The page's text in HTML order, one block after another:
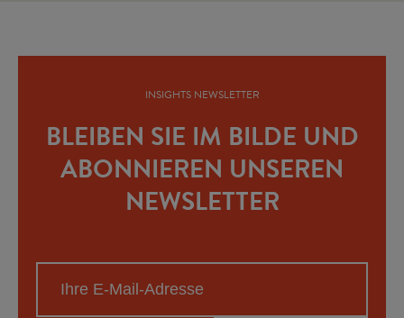
INSIGHTS NEWSLETTER
BLEIBEN SIE IM BILDE UND
ABONNIEREN UNSEREN
NEWSLETTER